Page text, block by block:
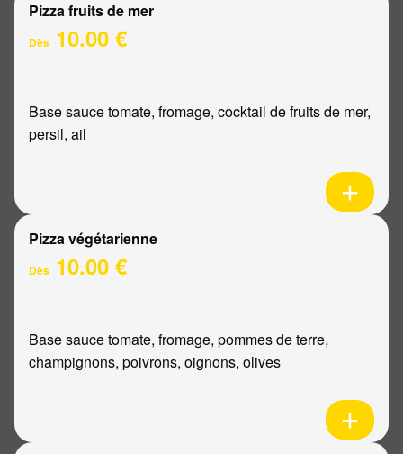
Pizza fruits de mer
Dès 10.00 €
Base sauce tomate, fromage, cocktail de fruits de mer,
persil, ail
Pizza végétarienne
Dès 10.00 €
Base sauce tomate, fromage, pommes de terre,
champignons, poivrons, oignons, olives